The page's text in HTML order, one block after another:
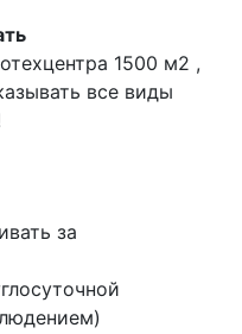
1500 м2 ,
все виды
за